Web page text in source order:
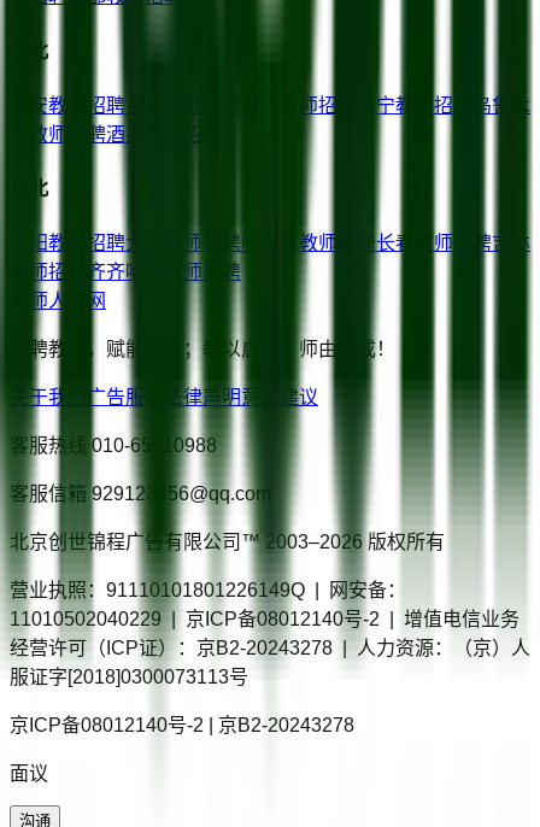
西北
西安教师招聘 教师招聘 西宁教师招聘
乌鲁木
教师招聘酒泉 教师招聘
东北
沈阳教师招聘大连 教师招聘 教师招聘长春 教师招聘吉林
教师招聘
齐齐哈尔
教师招聘
教师人才网
智聘教师，赋能教育；教以启智，师由我成！
关于我们 广告服务 法律声明意见建议
客服热线 010-65510988
客服信箱 929123456@qq.com
北京创世锦程广告有限公司™ 2003–2026 版权所有
营业执照：91110101801226149Q | 网安备：
11010502040229 | 京ICP备08012140号-2 | 增值电信业务
经营许可（ICP证）：京B2-20243278 | 人力资源：（京）人
服证字[2018]0300073113号
京ICP备08012140号-2 | 京B2-20243278
面议
沟通